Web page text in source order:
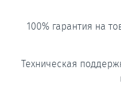
100% гарантия на
Техническая